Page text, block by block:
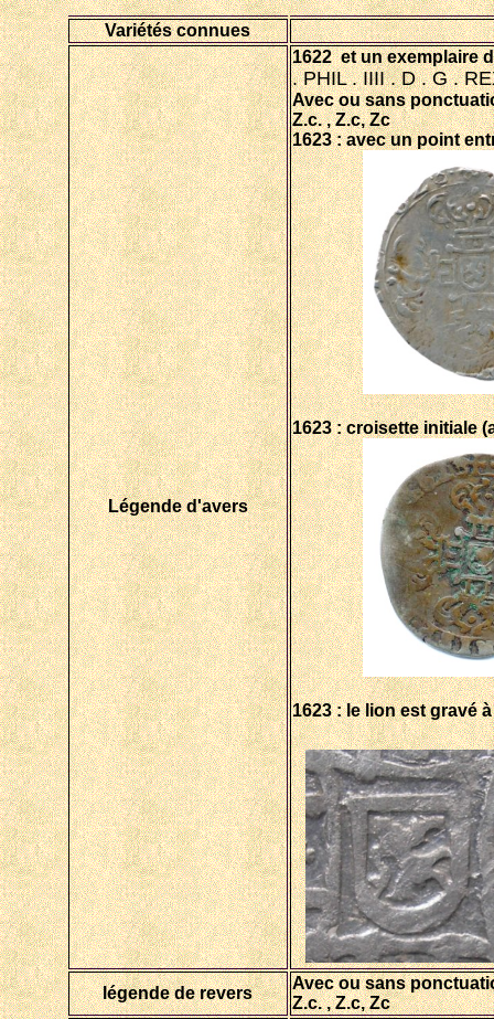
Variétés connues
Légende d'avers
1622 et un exemplaire
. PHIL . IIII . D . G .
Avec ou sans
Z.c. , Z.c, Zc
1623 : avec un point
1623 : croisette initiale
1623 : le lion est gravé
légende de revers
Avec ou sans
Z.c. , Z.c, Zc